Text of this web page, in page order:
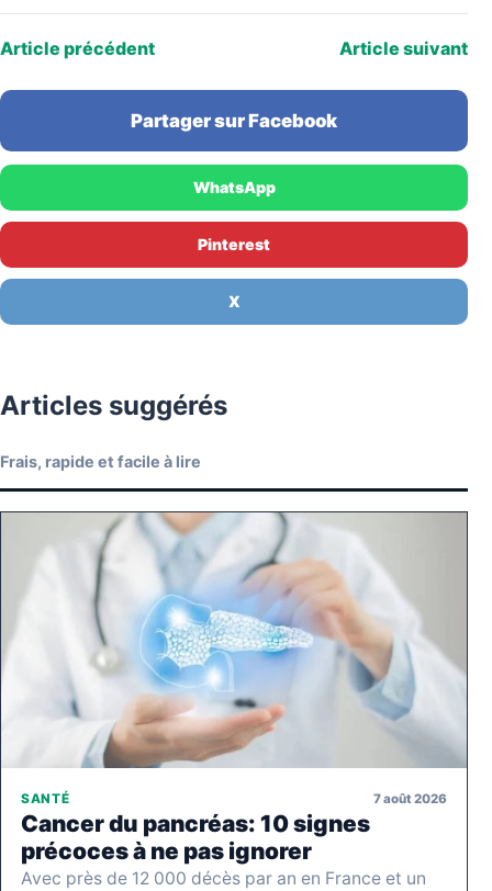
Article précédent Article suivant
Partager sur Facebook
WhatsApp
Pinterest
X
Articles suggérés
Frais, rapide et facile à lire
SANTÉ 7 août 2026
Cancer du pancréas: 10 signes
précoces à ne pas ignorer
Avec près de 12 000 décès par an en France et un